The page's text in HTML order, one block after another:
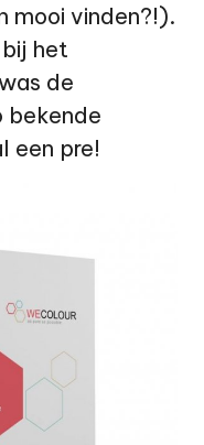
mooi vinden?!).
het
de
bekende
een pre!